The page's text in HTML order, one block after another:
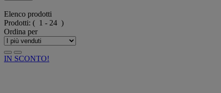
Elenco prodotti
Prodotti: ( 1 - 24 )
Ordina per
IN SCONTO!